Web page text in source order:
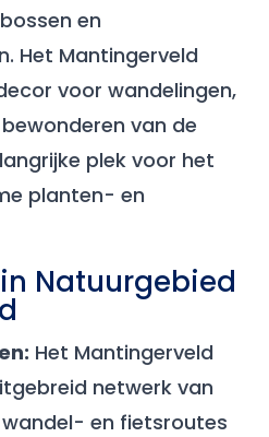
en
Het Mantingerveld
voor wandelingen,
van de
plek voor het
planten- en
Natuurgebied
Het Mantingerveld
netwerk van
en fietsroutes